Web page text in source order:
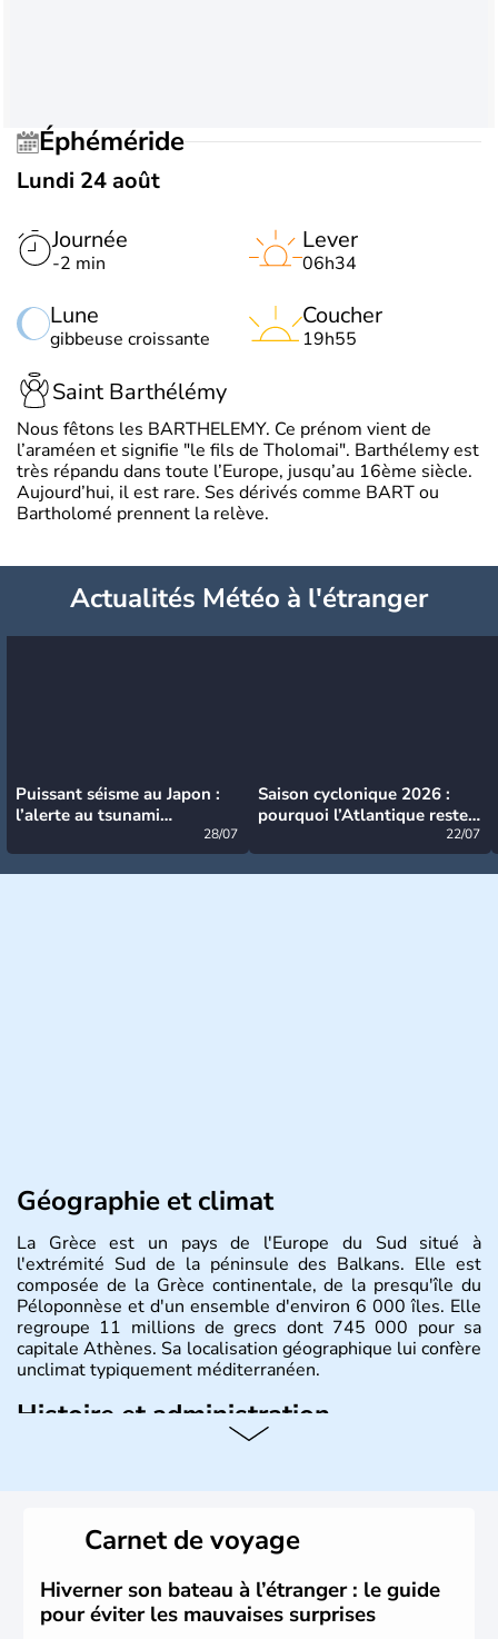
Éphéméride
Lundi 24 août
Journée
-2 min
Lune
gibbeuse croissante
Lever
06h34
Coucher
19h55
Saint Barthélémy
Nous fêtons les BARTHELEMY. Ce prénom vient de
l’araméen et signifie "le fils de Tholomai". Barthélemy est
très répandu dans toute l’Europe, jusqu’au 16ème siècle.
Aujourd’hui, il est rare. Ses dérivés comme BART ou
Bartholomé prennent la relève.
Actualités Météo à l'étranger
Puissant séisme au Japon :
l’alerte au tsunami
28/07
Saison cyclonique 2026 :
pourquoi l’Atlantique reste
22/07
Géographie et climat
La Grèce est un pays de l'Europe du Sud situé à
l'extrémité Sud de la péninsule des Balkans. Elle est
composée de la Grèce continentale, de la presqu'île du
Péloponnèse et d'un ensemble d'environ 6 000 îles. Elle
regroupe 11 millions de grecs dont 745 000 pour sa
capitale Athènes. Sa localisation géographique lui confère
unclimat typiquement méditerranéen.
Histoire et administration
l'invention des Jeux Olympiques en 776 avant J.C. Le 25
mars 1820 sonne le début de la Guerre d'indépendance,
aujourd'hui date de la fête nationale grecque. La Grèce
est définitivement reconnue comme état indépendant à
partir de 1830.
Carnet de voyage
Hiverner son bateau à l’étranger : le guide
pour éviter les mauvaises surprises